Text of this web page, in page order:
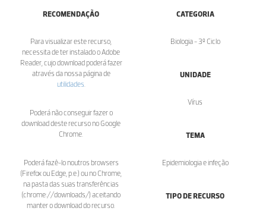
RECOMENDAÇÃO
Para visualizar este recurso,
necessita de ter instalado o Adobe
Reader, cujo download poderá fazer
através da nossa página de
utilidades.
Poderá não conseguir fazer o
download deste recurso no Google
Chrome.
Poderá fazê-lo noutros browsers
(Firefox ou Edge, p.e.) ou no Chrome,
na pasta das suas transferências
(chrome://downloads/) aceitando
manter o download do recurso.
CATEGORIA
Biologia - 3º Ciclo
UNIDADE
Vírus
TEMA
Epidemiologia e infeção
TIPO DE RECURSO